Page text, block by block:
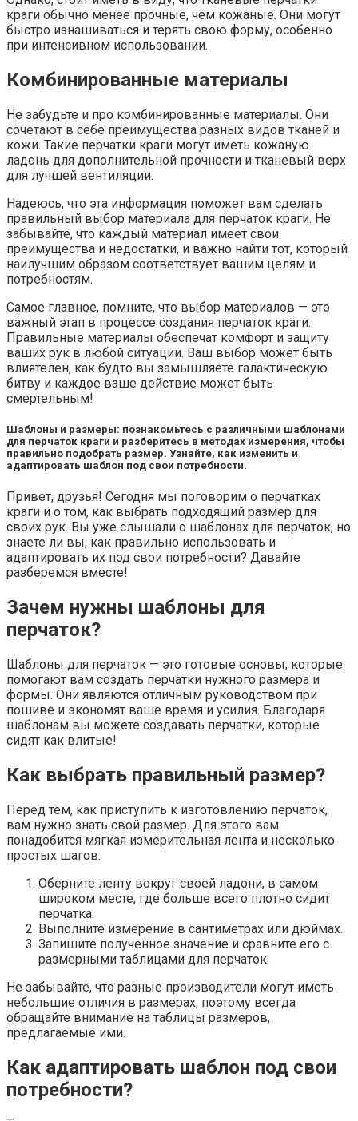
краги обычно менее прочные, чем кожаные. Они могут
быстро изнашиваться и терять свою форму, особенно
при интенсивном использовании.
Комбинированные материалы
Не забудьте и про комбинированные материалы. Они
сочетают в себе преимущества разных видов тканей и
кожи. Такие перчатки краги могут иметь кожаную
ладонь для дополнительной прочности и тканевый верх
для лучшей вентиляции.
Надеюсь, что эта информация поможет вам сделать
правильный выбор материала для перчаток краги. Не
забывайте, что каждый материал имеет свои
преимущества и недостатки, и важно найти тот, который
наилучшим образом соответствует вашим целям и
потребностям.
Самое главное, помните, что выбор материалов — это
важный этап в процессе создания перчаток краги.
Правильные материалы обеспечат комфорт и защиту
ваших рук в любой ситуации. Ваш выбор может быть
влиятелен, как будто вы замышляете галактическую
битву и каждое ваше действие может быть
смертельным!
Шаблоны и размеры: познакомьтесь с различными шаблонами
для перчаток краги и разберитесь в методах измерения, чтобы
правильно подобрать размер. Узнайте, как изменить и
адаптировать шаблон под свои потребности.
Привет, друзья! Сегодня мы поговорим о перчатках
краги и о том, как выбрать подходящий размер для
своих рук. Вы уже слышали о шаблонах для перчаток, но
знаете ли вы, как правильно использовать и
адаптировать их под свои потребности? Давайте
разберемся вместе!
Зачем нужны шаблоны для
перчаток?
Шаблоны для перчаток — это готовые основы, которые
помогают вам создать перчатки нужного размера и
формы. Они являются отличным руководством при
пошиве и экономят ваше время и усилия. Благодаря
шаблонам вы можете создавать перчатки, которые
сидят как влитые!
Как выбрать правильный размер?
Перед тем, как приступить к изготовлению перчаток,
вам нужно знать свой размер. Для этого вам
понадобится мягкая измерительная лента и несколько
простых шагов:
Оберните ленту вокруг своей ладони, в самом
широком месте, где больше всего плотно сидит
перчатка.
Выполните измерение в сантиметрах или дюймах.
Запишите полученное значение и сравните его с
размерными таблицами для перчаток.
Не забывайте, что разные производители могут иметь
небольшие отличия в размерах, поэтому всегда
обращайте внимание на таблицы размеров,
предлагаемые ими.
Как адаптировать шаблон под свои
потребности?